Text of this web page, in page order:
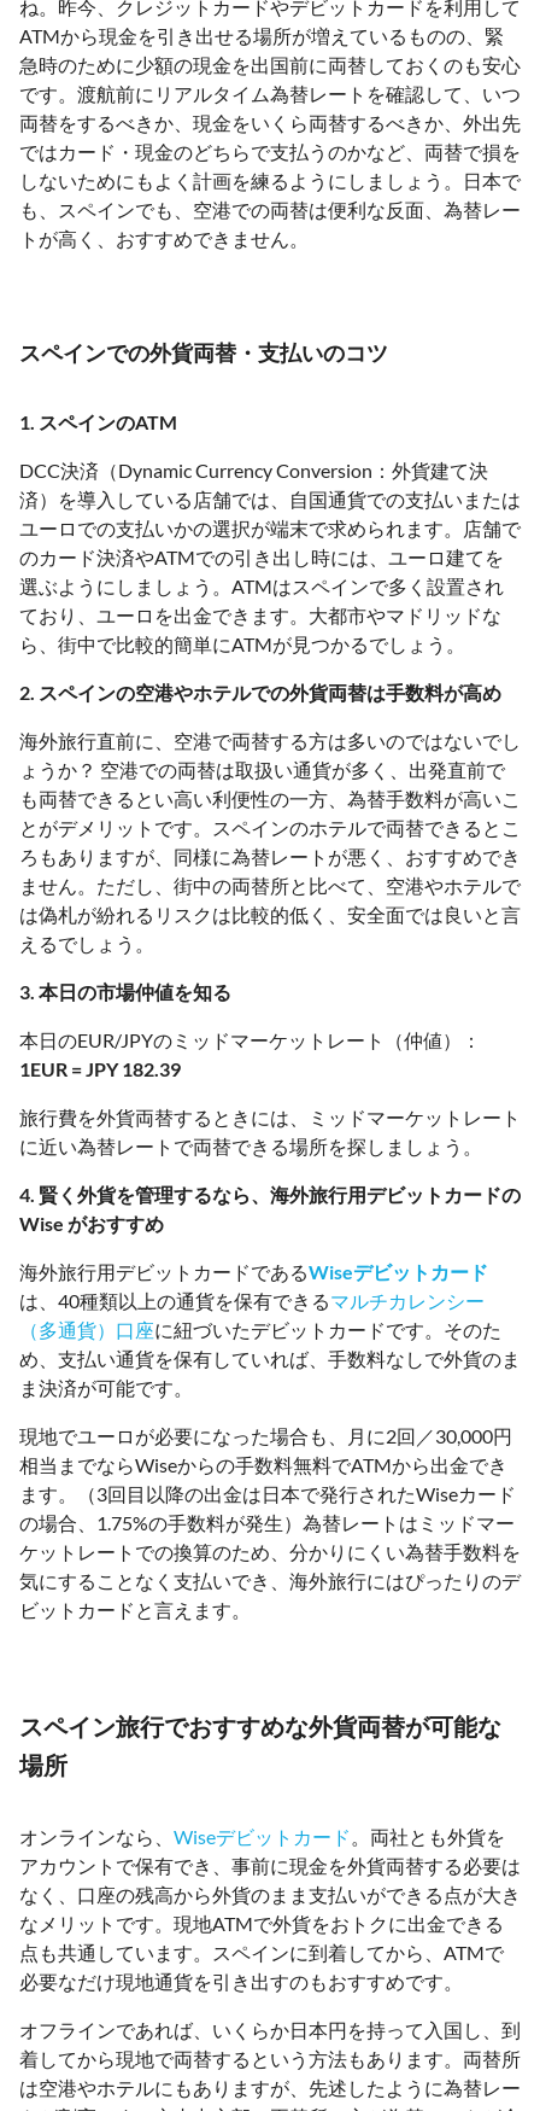
ね。昨今、クレジットカードやデビットカードを利用して
ATMから現金を引き出せる場所が増えているものの、緊
急時のために少額の現金を出国前に両替しておくのも安心
です。渡航前にリアルタイム為替レートを確認して、いつ
両替をするべきか、現金をいくら両替するべきか、外出先
ではカード・現金のどちらで支払うのかなど、両替で損を
しないためにもよく計画を練るようにしましょう。日本で
も、スペインでも、空港での両替は便利な反面、為替レー
トが高く、おすすめできません。
スペインでの外貨両替・支払いのコツ
1. スペインのATM
DCC決済（Dynamic Currency Conversion：外貨建て決
済）を導入している店舗では、自国通貨での支払いまたは
ユーロでの支払いかの選択が端末で求められます。店舗で
のカード決済やATMでの引き出し時には、ユーロ建てを
選ぶようにしましょう。ATMはスペインで多く設置され
ており、ユーロを出金できます。大都市やマドリッドな
ら、街中で比較的簡単にATMが見つかるでしょう。
2. スペインの空港やホテルでの外貨両替は手数料が高め
海外旅行直前に、空港で両替する方は多いのではないでし
ょうか？ 空港での両替は取扱い通貨が多く、出発直前で
も両替できるとい高い利便性の一方、為替手数料が高いこ
とがデメリットです。スペインのホテルで両替できるとこ
ろもありますが、同様に為替レートが悪く、おすすめでき
ません。ただし、街中の両替所と比べて、空港やホテルで
は偽札が紛れるリスクは比較的低く、安全面では良いと言
えるでしょう。
3. 本日の市場仲値を知る
本日のEUR/JPYのミッドマーケットレート（仲値）：
1EUR = JPY 182.39
旅行費を外貨両替するときには、ミッドマーケットレート
に近い為替レートで両替できる場所を探しましょう。
4. 賢く外貨を管理するなら、海外旅行用デビットカードの
Wise がおすすめ
海外旅行用デビットカードであるWiseデビットカード
は、40種類以上の通貨を保有できるマルチカレンシー
（多通貨）口座に紐づいたデビットカードです。そのた
め、支払い通貨を保有していれば、手数料なしで外貨のま
ま決済が可能です。
現地でユーロが必要になった場合も、月に2回／30,000円
相当までならWiseからの手数料無料でATMから出金でき
ます。（3回目以降の出金は日本で発行されたWiseカード
の場合、1.75%の手数料が発生）為替レートはミッドマー
ケットレートでの換算のため、分かりにくい為替手数料を
気にすることなく支払いでき、海外旅行にはぴったりのデ
ビットカードと言えます。
スペイン旅行でおすすめな外貨両替が可能な
場所
オンラインなら、 Wiseデビットカード 。両社とも外貨を
アカウントで保有でき、事前に現金を外貨両替する必要は
なく、口座の残高から外貨のまま支払いができる点が大き
なメリットです。現地ATMで外貨をおトクに出金できる
点も共通しています。スペインに到着してから、ATMで
必要なだけ現地通貨を引き出すのもおすすめです。
オフラインであれば、いくらか日本円を持って入国し、到
着してから現地で両替するという方法もあります。両替所
は空港やホテルにもありますが、先述したように為替レー